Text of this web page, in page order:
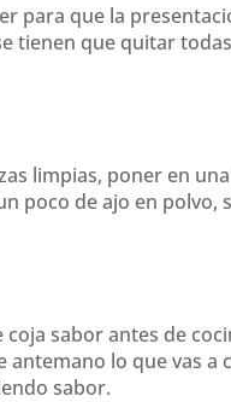
para que la
tienen que quitar
limpias, poner en
poco de ajo en polvo,
sabor antes de
antemano lo que vas
sabor.